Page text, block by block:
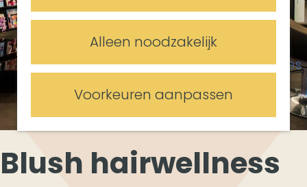
Alleen noodzakelijk
Voorkeuren aanpassen
e
p
a
g
Meetings & Events
Vergaderlocaties
Evenementenlocaties
Blush hairwellness